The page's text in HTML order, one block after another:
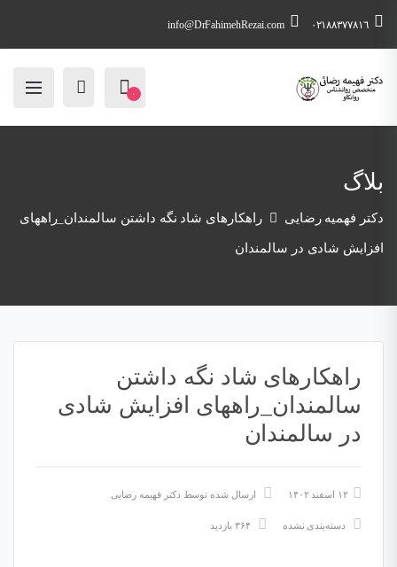
٠٢١٨٨٣٧٧٨١٦ info@DrFahimehRezai.com
۰
بلاگ
دکتر فهمیه رضایی راهکارهای شاد نگه داشتن سالمندان_راههای
افزایش شادی در سالمندان
راهکارهای شاد نگه داشتن
سالمندان_راههای افزایش شادی
در سالمندان
۱۲ اسفند ۱۴۰۲ ارسال شده توسط دکتر فهیمه رضایی
دسته‌بندی نشده